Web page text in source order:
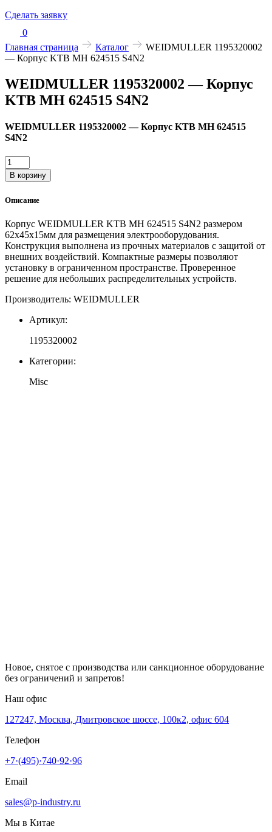
Сделать заявку
0
Главная страница
Каталог
WEIDMULLER 1195320002
— Корпус KTB MH 624515 S4N2
WEIDMULLER 1195320002 — Корпус
KTB MH 624515 S4N2
WEIDMULLER 1195320002 — Корпус KTB MH 624515
S4N2
Количество
товара
WEIDMULLER
—
KTB
MH
624515
S4N2
В корзину
Описание
Корпус WEIDMULLER KTB MH 624515 S4N2 размером
62x45x15мм для размещения электрооборудования.
Конструкция выполнена из прочных материалов с защитой от
внешних воздействий. Компактные размеры позволяют
установку в ограниченном пространстве. Проверенное
решение для небольших распределительных устройств.
Производитель: WEIDMULLER
Артикул:
1195320002
Категории:
Misc
Новое, снятое с производства или санкционное оборудование
без ограничений и запретов!
Наш офис
127247, Москва, Дмитровское шоссе, 100к2, офис 604
Телефон
+7·(495)·740·92·96
Email
sales@p-industry.ru
Мы в Китае